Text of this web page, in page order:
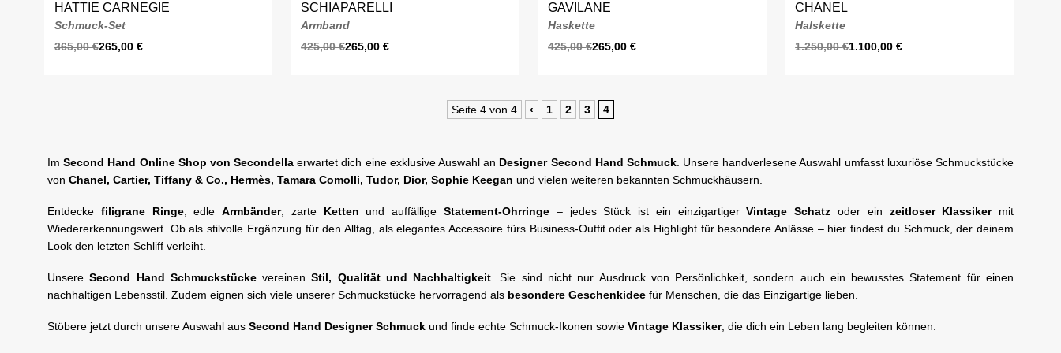
HATTIE CARNEGIE
Schmuck-Set
365,00€265,00 €
SCHIAPARELLI
Armband
425,00€265,00€
GAVILANE
Haskette
425,00€265,00€
CHANEL
Halskette
1.250,00€1.100,00€
Seite 4 von 4 ‹ 1 2 3 4
ImSecond Hand Online Shop von Secondella erwartet dich eine exklusive Auswahl an Designer Second Hand Schmuck. Unsere handverlesene Auswahl umfasst luxuriöse Schmuckstücke
von Chanel, Cartier, Tiffany & Co., Hermès, Tamara Comolli, Tudor, Dior, Sophie Keegan und vielen weiteren bekannten Schmuckhäusern.
Entdecke filigrane Ringe, edleArmbänder, zarte Ketten und auffällige Statement-Ohrringe– jedes Stück ist ein einzigartigerVintage Schatz oder ein zeitloser Klassikermit
Wiedererkennungswert. Ob als stilvolle Ergänzung für den Alltag, als elegantes Accessoire fürs Business-Outfit oder als Highlight für besondere Anlässe – hier findest du Schmuck, der deinem
Look den letzten Schliff verleiht.
UnsereSecond Hand SchmuckstückevereinenStil, Qualität und Nachhaltigkeit . Sie sind nicht nur Ausdruck von Persönlichkeit, sondern auch ein bewusstes Statement für einen
nachhaltigen Lebensstil. Zudem eignen sich viele unserer Schmuckstücke hervorragend als besondere Geschenkidee für Menschen, die das Einzigartige lieben.
Stöbere jetzt durch unsere Auswahl aus Second Hand Designer Schmuck und finde echte Schmuck-Ikonen sowie Vintage Klassiker, die dich ein Leben lang begleiten können.